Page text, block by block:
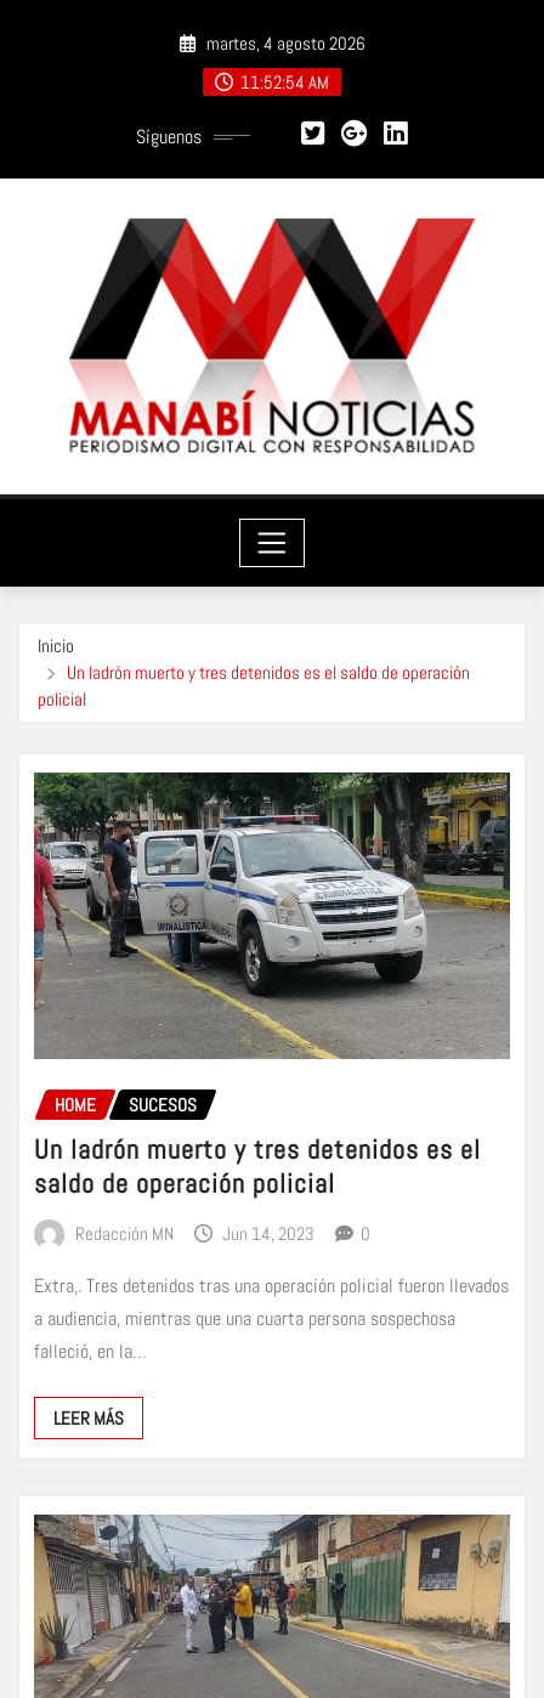
martes, 4 agosto 2026
11:52:55 AM
Síguenos
Inicio
Un ladrón muerto y tres detenidos es el saldo de operación
policial
HOME SUCESOS
Un ladrón muerto y tres detenidos es el
saldo de operación policial
Redacción MN Jun 14, 2023 0
Extra,. Tres detenidos tras una operación policial fueron llevados
a audiencia, mientras que una cuarta persona sospechosa
falleció, en la…
LEER MÁS